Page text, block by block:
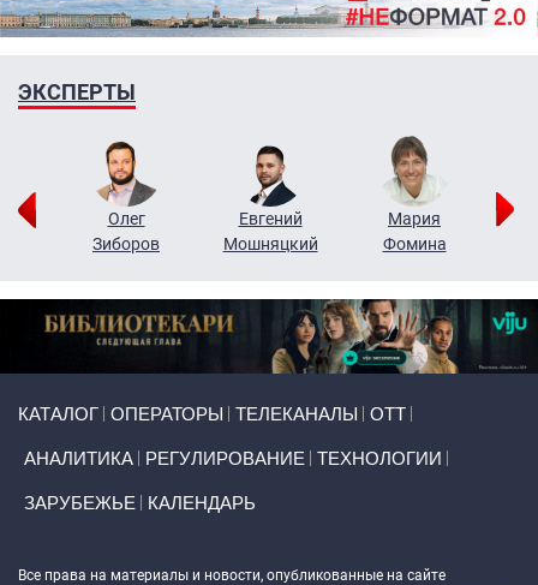
ЭКСПЕРТЫ
Олег
Зиборов
Евгений
Мошняцкий
Мария
Фомина
КАТАЛОГ ОПЕРАТОРЫ ТЕЛЕКАНАЛЫ ОТТ
АНАЛИТИКА РЕГУЛИРОВАНИЕ ТЕХНОЛОГИИ
ЗАРУБЕЖЬЕ КАЛЕНДАРЬ
Все права на материалы и новости, опубликованные на сайте